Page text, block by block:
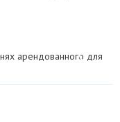
арендованного для